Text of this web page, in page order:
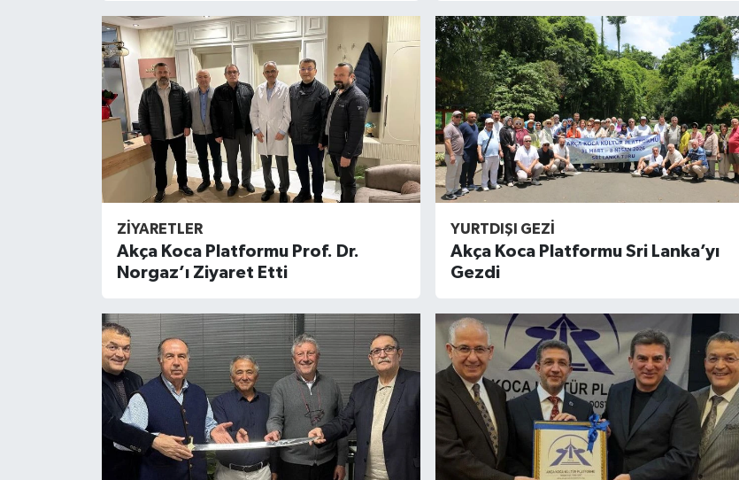
ZIYARETLER
Akça Koca Platformu Prof. Dr.
Norgaz’ı Ziyaret Etti
YURTDIŞI GEZI
Akça Koca Platformu Sri Lanka’yı
Gezdi